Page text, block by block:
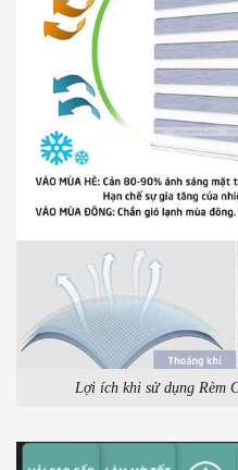
Lợi ích khi sử dụng Rèm